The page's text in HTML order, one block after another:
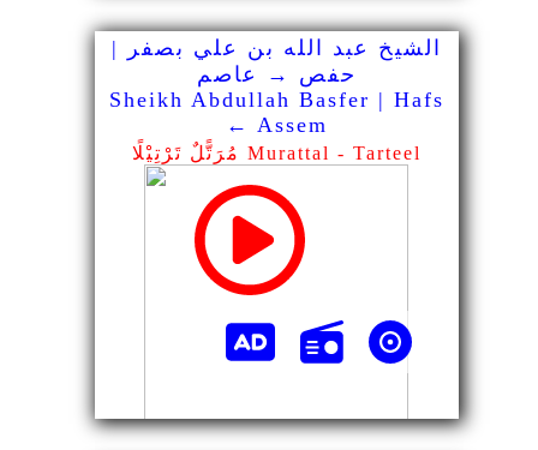
الشيخ عبد الله بن علي بصفر |
حفص → عاصم
Sheikh Abdullah Basfer | Hafs
← Assem
مُرَتًّلٌ تَرْتِيْلًا Murattal - Tarteel